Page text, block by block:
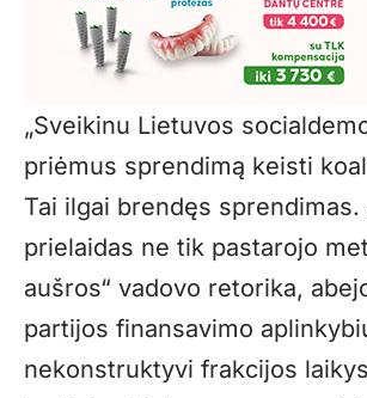
„Sveikinu Lietuvos
priėmus sprendimą keisti
Tai ilgai brendęs
prielaidas ne tik pastarojo
aušros“ vadovo retorika,
partijos finansavimo
nekonstruktyvi frakcijos